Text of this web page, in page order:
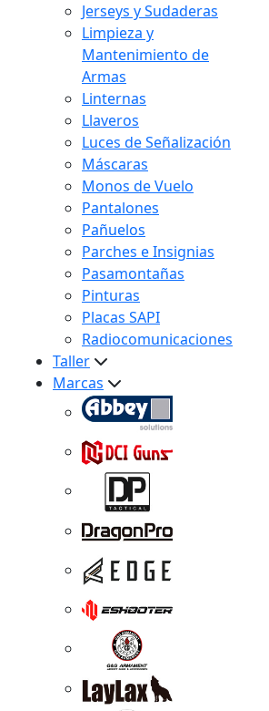
Jerseys y Sudaderas
Limpieza y
Mantenimiento de
Armas
Linternas
Llaveros
Luces de Señalización
Máscaras
Monos de Vuelo
Pantalones
Pañuelos
Parches e Insignias
Pasamontañas
Pinturas
Placas SAPI
Radiocomunicaciones
Taller
Marcas